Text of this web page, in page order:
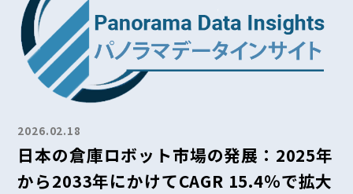
2026.02.18
日本の倉庫ロボット市場の発展：2025年
から2033年にかけてCAGR 15.4％で拡大